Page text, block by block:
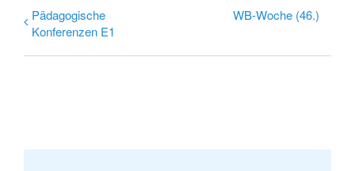
Pädagogische
Konferenzen E1
WB-Woche (46.)